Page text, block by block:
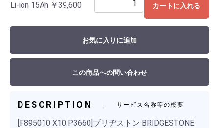
Li-ion 15Ah ￥39,600 カートに入れる
お気に入りに追加
この商品への問い合わせ
DESCRIPTION サービス名称等の概要
[F895010 X10 P3660]ブリヂストン BRIDGESTONE